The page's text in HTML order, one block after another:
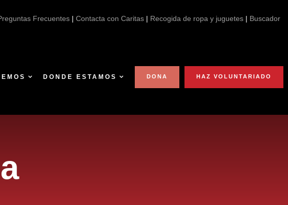
Frecuentes | Contacta con Caritas | Recogida de ropa y juguetes | Buscador
DONDE ESTAMOS DONA HAZ VOLUNTARIADO